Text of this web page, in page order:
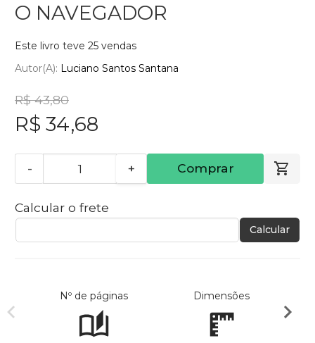
O NAVEGADOR
Este livro teve 25 vendas
Autor(a): Luciano Santos Santana
R$ 43,80
R$ 34,68
- + Comprar
Calcular o frete
Calcular
Nº de páginas Dimensões